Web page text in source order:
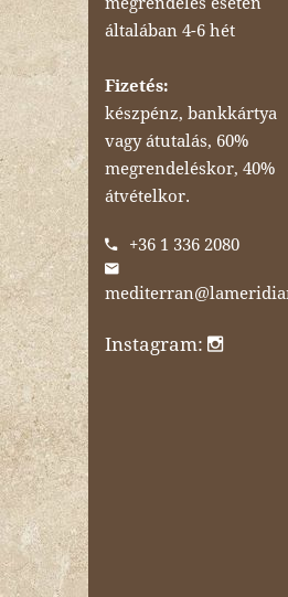
általában 4-6 hét
Fizetés:
készpénz, bankkártya
vagy átutalás, 60%
megrendeléskor, 40%
átvételkor.
+36 1 336 2080
Instagram: